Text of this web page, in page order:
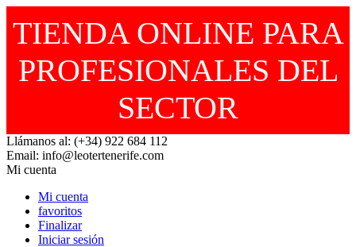
TIENDA ONLINE PARA
PROFESIONALES DEL
SECTOR
Llámanos al: (+34) 922 684 112
Email: info@leotertenerife.com
Mi cuenta
Mi cuenta
favoritos
Finalizar
Iniciar sesión